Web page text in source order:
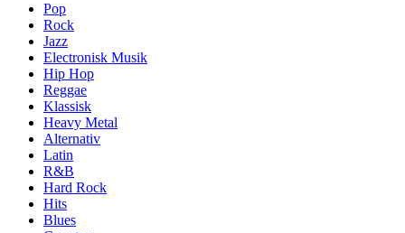
Pop
Rock
Jazz
Electronisk Musik
Hip Hop
Reggae
Klassisk
Heavy Metal
Alternativ
Latin
R&B
Hard Rock
Hits
Blues